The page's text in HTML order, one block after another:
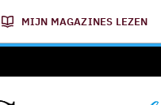
MIJN MAGAZINES LEZEN